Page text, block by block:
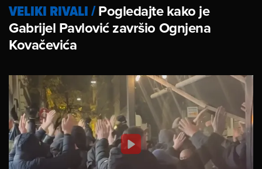
VELIKI RIVALI/Pogledajte kako je
Gabrijel Pavlović završio Ognjena
Kovačevića